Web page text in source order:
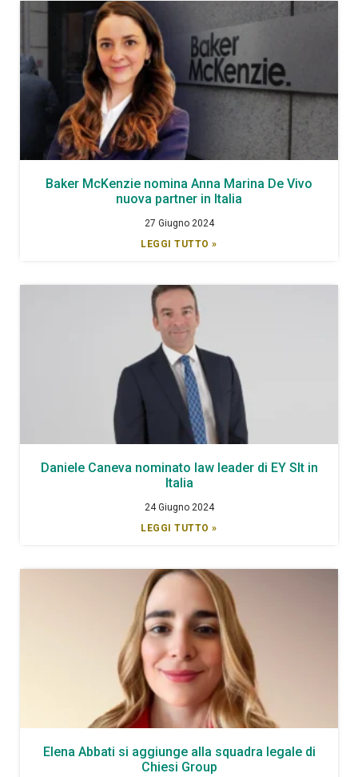
Baker McKenzie nomina Anna Marina De Vivo
nuova partner in Italia
27 Giugno 2024
LEGGI TUTTO »
Daniele Caneva nominato law leader di EY Slt in
Italia
24 Giugno 2024
LEGGI TUTTO »
Elena Abbati si aggiunge alla squadra legale di
Chiesi Group